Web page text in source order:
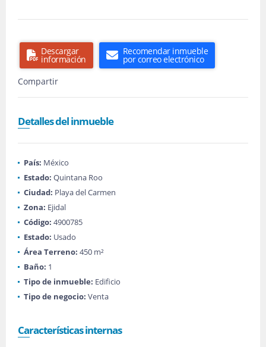
Descargar
información
Recomendar inmueble
por correo electrónico
Compartir
Detalles del inmueble
País: México
Estado: Quintana Roo
Ciudad: Playa del Carmen
Zona: Ejidal
Código: 4900785
Estado: Usado
Área Terreno: 450 m²
Baño: 1
Tipo de inmueble: Edificio
Tipo de negocio: Venta
Características internas